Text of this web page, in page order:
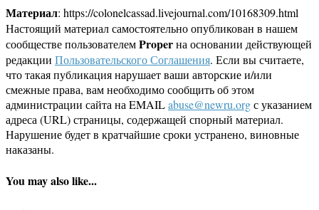
Материал: https://colonelcassad.livejournal.com/10168309.html
Настоящий материал самостоятельно опубликован в нашем
сообществе пользователемProperна основании действующей
редакции Пользовательского Соглашения. Если вы считаете,
что такая публикация нарушает ваши авторские и/или
смежные права, вам необходимо сообщить об этом
администрации сайта на EMAILabuse@newru.orgс указанием
адреса (URL) страницы, содержащей спорный материал.
Нарушение будет в кратчайшие сроки устранено, виновные
наказаны.
You may also like...